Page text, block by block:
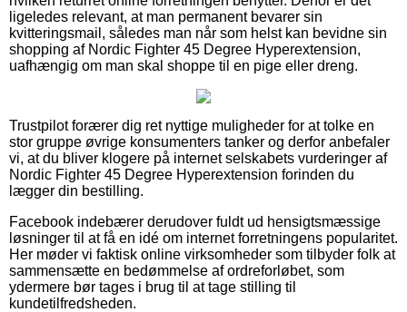
ligeledes relevant, at man permanent bevarer sin
kvitteringsmail, således man når som helst kan bevidne sin
shopping af Nordic Fighter 45 Degree Hyperextension,
uafhængig om man skal shoppe til en pige eller dreng.
Trustpilot forærer dig ret nyttige muligheder for at tolke en
stor gruppe øvrige konsumenters tanker og derfor anbefaler
vi, at du bliver klogere på internet selskabets vurderinger af
Nordic Fighter 45 Degree Hyperextension forinden du
lægger din bestilling.
Facebook indebærer derudover fuldt ud hensigtsmæssige
løsninger til at få en idé om internet forretningens popularitet.
Her møder vi faktisk online virksomheder som tilbyder folk at
sammensætte en bedømmelse af ordreforløbet, som
ydermere bør tages i brug til at tage stilling til
kundetilfredsheden.